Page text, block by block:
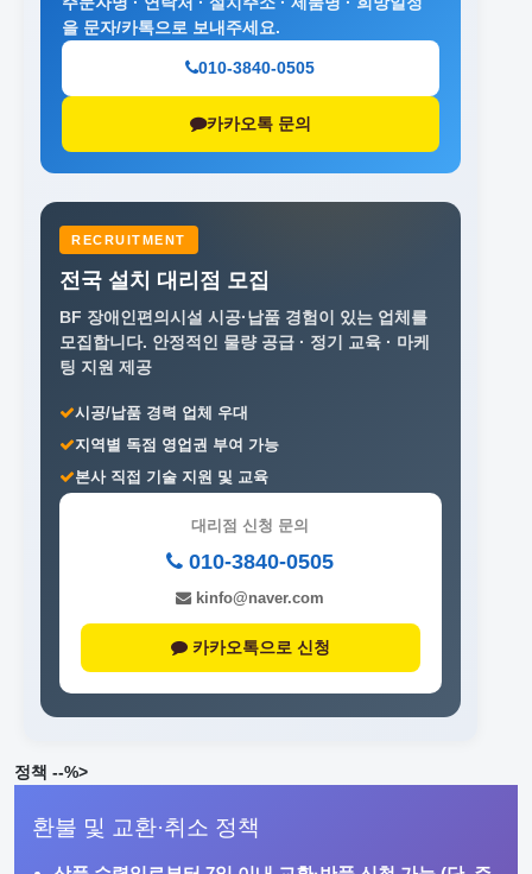
을 문자/카톡으로 보내주세요.
010-3840-0505
카카오톡 문의
RECRUITMENT
전국 설치 대리점 모집
BF 장애인편의시설 시공·납품 경험이 있는 업체를
모집합니다. 안정적인 물량 공급 · 정기 교육 · 마케
팅 지원 제공
시공/납품 경력 업체 우대
지역별 독점 영업권 부여 가능
본사 직접 기술 지원 및 교육
대리점 신청 문의
010-3840-0505
kinfo@naver.com
카카오톡으로 신청
정책 --%>
환불 및 교환·취소 정책